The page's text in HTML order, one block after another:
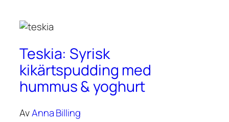
Teskia: Syrisk
kikärtspudding med
hummus & yoghurt
AvAnna Billing